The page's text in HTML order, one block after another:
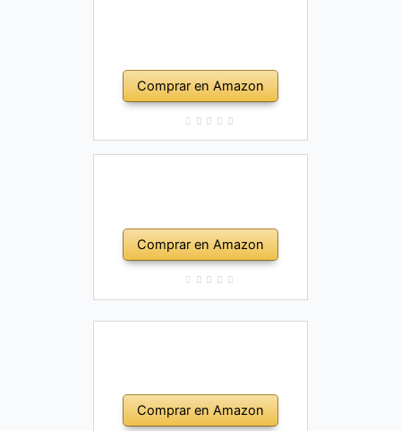
Comprar en Amazon
Comprar en Amazon
Comprar en Amazon